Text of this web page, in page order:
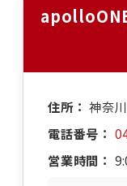
住所：神奈
電話番号：
営業時間：